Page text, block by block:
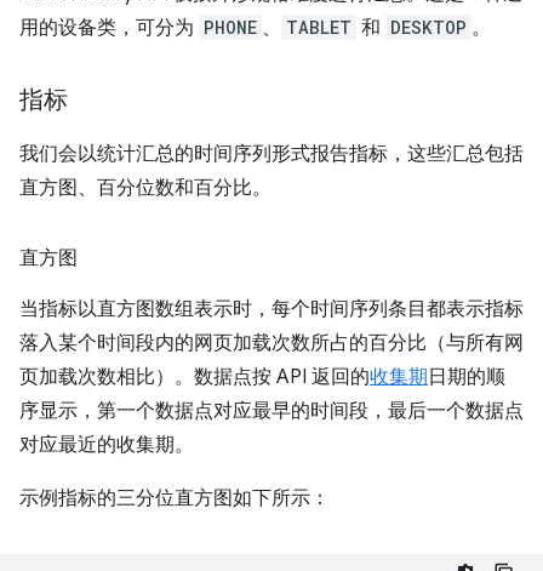
用的设备类，可分为 PHONE 、 TABLET 和 DESKTOP 。
指标
我们会以统计汇总的时间序列形式报告指标，这些汇总包括
直方图、百分位数和百分比。
直方图
当指标以直方图数组表示时，每个时间序列条目都表示指标
落入某个时间段内的网页加载次数所占的百分比（与所有网
页加载次数相比）。数据点按 API 返回的收集期 日期的顺
序显示，第一个数据点对应最早的时间段，最后一个数据点
对应最近的收集期。
示例指标的三分位直方图如下所示：